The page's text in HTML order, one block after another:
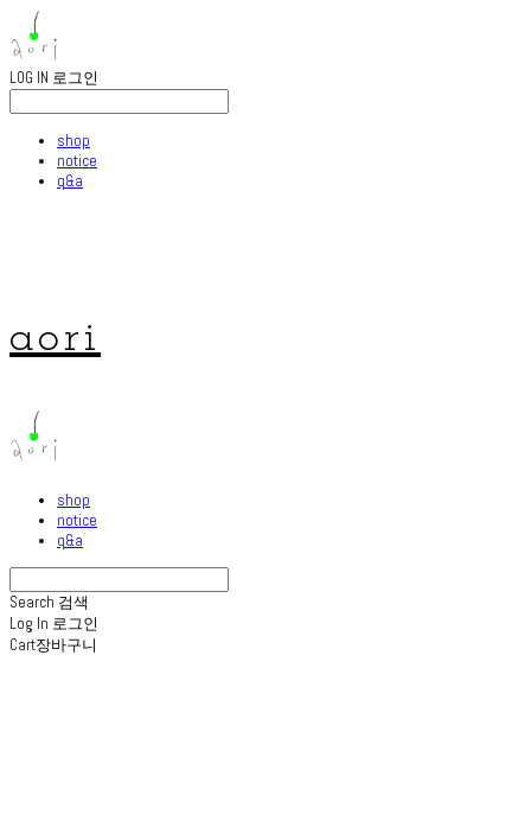
LOG IN 로그인
shop
notice
q&a
aori
shop
notice
q&a
Search 검색
Log In 로그인
Cart장바구니